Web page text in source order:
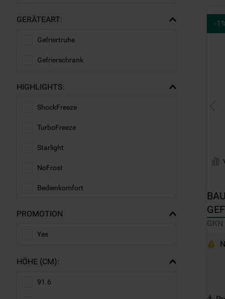
GERÄTEART:
Gefriertruhe
Gefrierschrank
HIGHLIGHTS:
ShockFreeze
TurboFreeze
Starlight
NoFrost
Bedienkomfort
Energieeffizienzklasse D
PROMOTION
Yes
HÖHE (CM):
91.6
-1